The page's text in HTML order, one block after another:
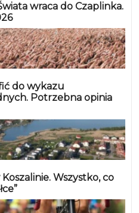
wraca do Czaplinka.
do wykazu
Potrzebna opinia
Wszystko, co